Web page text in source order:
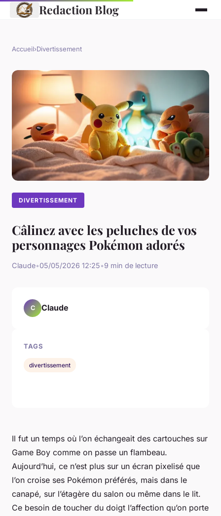
Redaction Blog
Accueil›Divertissement
DIVERTISSEMENT
Câlinez avec les peluches de vos
personnages Pokémon adorés
Claude•05/05/2026 12:25•9 min de lecture
Il fut un temps où l’on échangeait des cartouches sur
Game Boy comme on passe un flambeau.
Aujourd’hui, ce n’est plus sur un écran pixelisé que
l’on croise ses Pokémon préférés, mais dans le
canapé, sur l’étagère du salon ou même dans le lit.
Ce besoin de toucher du doigt l’affection qu’on porte
C Claude
TAGS
divertissement